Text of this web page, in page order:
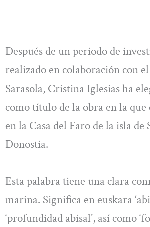
Después de un periodo de
realizado en colaboración con
Sarasola, Cristina Iglesias ha
como título de la obra en la que
en la Casa del Faro de la isla de
Donostia.
Esta palabra tiene una clara
marina. Significa en euskara
‘profundidad abisal’, así como